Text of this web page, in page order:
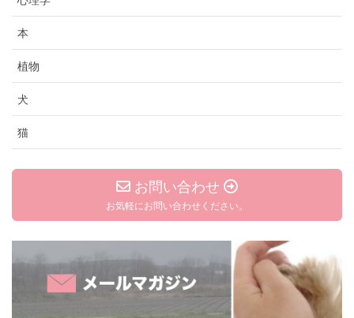
本
植物
犬
猫
お問い合わせ
お気軽にお問い合わせください。